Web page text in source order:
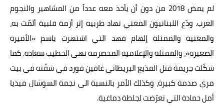
لم يمض 2018 من دون أن يأخذ معه عدداً من المشاهير والنجوم
العرب. ودّع اللبنانيون المغني نهاد طربيه إثر أزمة قلبية ألمّت به،
والمغنية والممثلة إلهام فهد التي اشتهرت باسم «الأميرة
الصغيرة»، والممثلة والإعلامية المخضرمة نهى الخطيب سعادة. كما
شكّلت جريمة قتل المذيع البريطاني غافين فورد في شقّته في بيت
مري صدمة كبيرة، وكذلك الأمر بالنسبة الى نجمة السوشال ميديا
أمل حمادة التي تعرّضت لجلطة دماغية.